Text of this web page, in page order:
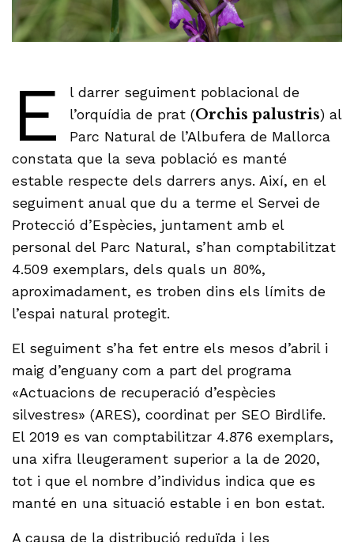
E
l darrer seguiment poblacional de
l’orquídia de prat (Orchis palustris) al
Parc Natural de l’Albufera de Mallorca
constata que la seva població es manté
estable respecte dels darrers anys. Així, en el
seguiment anual que du a terme el Servei de
Protecció d’Espècies, juntament amb el
personal del Parc Natural, s’han comptabilitzat
4.509 exemplars, dels quals un 80%,
aproximadament, es troben dins els límits de
l’espai natural protegit.
El seguiment s’ha fet entre els mesos d’abril i
maig d’enguany com a part del programa
«Actuacions de recuperació d’espècies
silvestres» (ARES), coordinat per SEO Birdlife.
El 2019 es van comptabilitzar 4.876 exemplars,
una xifra lleugerament superior a la de 2020,
tot i que el nombre d’individus indica que es
manté en una situació estable i en bon estat.
A causa de la distribució reduïda i les